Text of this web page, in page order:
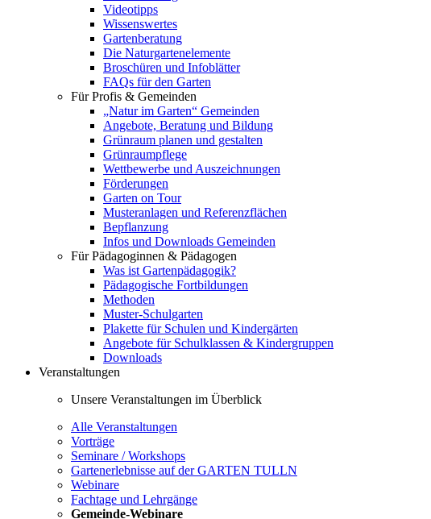
Videotipps
Wissenswertes
Gartenberatung
Die Naturgartenelemente
Broschüren und Infoblätter
FAQs für den Garten
Für Profis & Gemeinden
„Natur im Garten“ Gemeinden
Angebote, Beratung und Bildung
Grünraum planen und gestalten
Grünraumpflege
Wettbewerbe und Auszeichnungen
Förderungen
Garten on Tour
Musteranlagen und Referenzflächen
Bepflanzung
Infos und Downloads Gemeinden
Für Pädagoginnen & Pädagogen
Was ist Gartenpädagogik?
Pädagogische Fortbildungen
Methoden
Muster-Schulgarten
Plakette für Schulen und Kindergärten
Angebote für Schulklassen & Kindergruppen
Downloads
Veranstaltungen
Unsere Veranstaltungen im Überblick
Alle Veranstaltungen
Vorträge
Seminare / Workshops
Gartenerlebnisse auf der GARTEN TULLN
Webinare
Fachtage und Lehrgänge
Gemeinde-Webinare